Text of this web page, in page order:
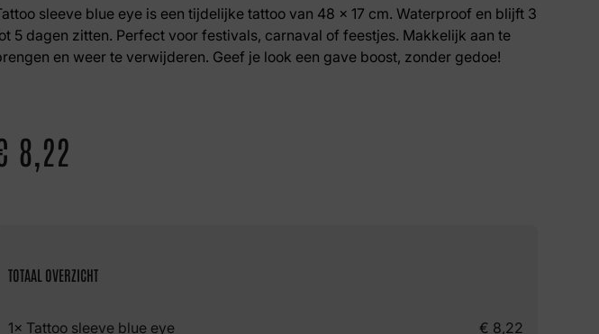
sleeve blue eye is een tijdelijke tattoo van 48 x 17 cm. Waterproof en blijft 3
5 dagen zitten. Perfect voor festivals, carnaval of feestjes. Makkelijk aan te
en weer te verwijderen. Geef je look een gave boost, zonder gedoe!
8,22
TOTAAL OVERZICHT
1× Tattoo sleeve blue eye € 8,22